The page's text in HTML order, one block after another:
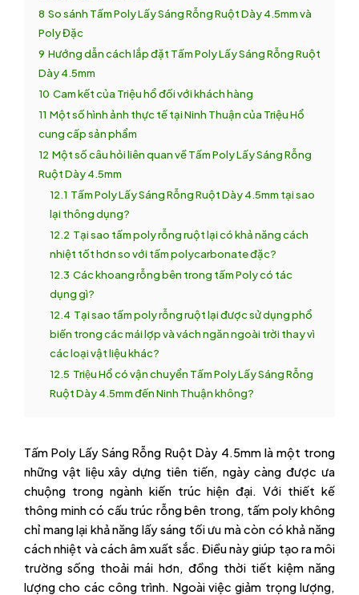
8 So sánh Tấm Poly Lấy Sáng Rỗng Ruột Dày 4.5mm và
Poly Đặc
9 Hướng dẫn cách lắp đặt Tấm Poly Lấy Sáng Rỗng Ruột
Dày 4.5mm
10 Cam kết của Triệu hổ đối với khách hàng
11 Một số hình ảnh thực tế tại Ninh Thuận của Triệu Hổ
cung cấp sản phẩm
12 Một số câu hỏi liên quan về Tấm Poly Lấy Sáng Rỗng
Ruột Dày 4.5mm
12.1 Tấm Poly Lấy Sáng Rỗng Ruột Dày 4.5mm tại sao
lại thông dụng?
12.2 Tại sao tấm poly rỗng ruột lại có khả năng cách
nhiệt tốt hơn so với tấm polycarbonate đặc?
12.3 Các khoang rỗng bên trong tấm Poly có tác
dụng gì?
12.4 Tại sao tấm poly rỗng ruột lại được sử dụng phổ
biến trong các mái lợp và vách ngăn ngoài trời thay vì
các loại vật liệu khác?
12.5 Triệu Hổ có vận chuyển Tấm Poly Lấy Sáng Rỗng
Ruột Dày 4.5mm đến Ninh Thuận không?
Tấm Poly Lấy Sáng Rỗng Ruột Dày 4.5mm là một trong
những vật liệu xây dựng tiên tiến, ngày càng được ưa
chuộng trong ngành kiến trúc hiện đại. Với thiết kế
thông minh có cấu trúc rỗng bên trong, tấm poly không
chỉ mang lại khả năng lấy sáng tối ưu mà còn có khả năng
cách nhiệt và cách âm xuất sắc. Điều này giúp tạo ra môi
trường sống thoải mái hơn, đồng thời tiết kiệm năng
lượng cho các công trình. Ngoài việc giảm trọng lượng,